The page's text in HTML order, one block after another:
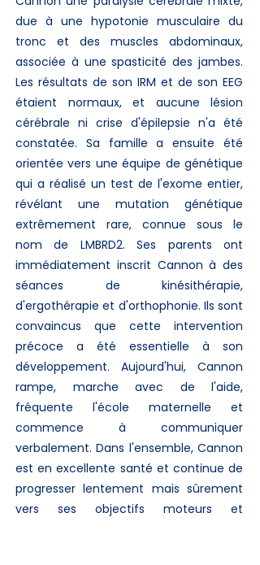
due à une hypotonie musculaire du
tronc et des muscles abdominaux,
associée à une spasticité des jambes.
Les résultats de son IRM et de son EEG
étaient normaux, et aucune lésion
cérébrale ni crise d'épilepsie n'a été
constatée. Sa famille a ensuite été
orientée vers une équipe de génétique
qui a réalisé un test de l'exome entier,
révélant une mutation génétique
extrêmement rare, connue sous le
nom de LMBRD2. Ses parents ont
immédiatement inscrit Cannon à des
séances de kinésithérapie,
d'ergothérapie et d'orthophonie. Ils sont
convaincus que cette intervention
précoce a été essentielle à son
développement. Aujourd'hui, Cannon
rampe, marche avec de l'aide,
fréquente l'école maternelle et
commence à communiquer
verbalement. Dans l'ensemble, Cannon
est en excellente santé et continue de
progresser lentement mais sûrement
vers ses objectifs moteurs et